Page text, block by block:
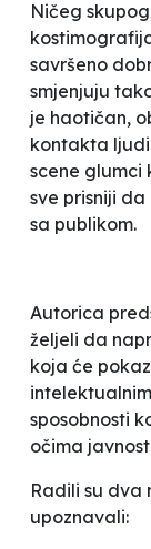
Ničeg
savršeno
smjenjuju
je haotičan,
kontakta ljudi
scene glumci
sve prisniji
sa publikom.
Autorica
željeli da
koja će
sposobnosti
očima
Radili su dva
upoznavali: